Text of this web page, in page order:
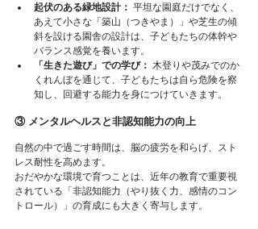
起伏のある緑地設計： 平坦な園庭だけでなく、
あえて小さな「築山（つきやま）」や芝生の傾
斜を設ける園舎の設計は、子どもたちの体幹や
バランス感覚を養います。
「生きた遊び」での学び： 木登りや茂みでのか
くれんぼを通じて、子どもたちは自ら危険を察
知し、回避する能力を身につけていきます。
③ メンタルヘルスと非認知能力の向上
自然の中で過ごす時間は、脳の疲労を和らげ、スト
レス耐性を高めます。
おだやかな環境で育つことは、近年の教育で重要視
されている「非認知能力（やり抜く力、感情のコン
トロール）」の育成にも大きく寄与します。